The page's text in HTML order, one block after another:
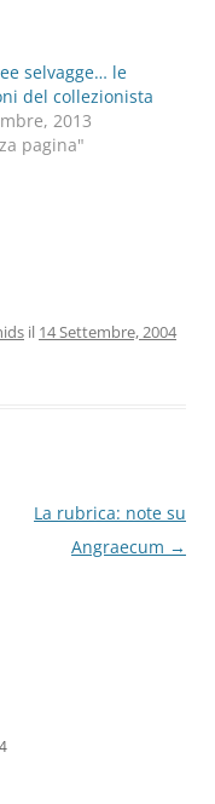
selvagge… le
del collezionista
2013
pagina"
il 14 Settembre, 2004
La rubrica: note su
Angraecum →